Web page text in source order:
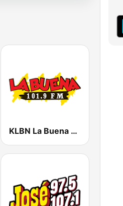
KLBN La Buena 101.9 FM